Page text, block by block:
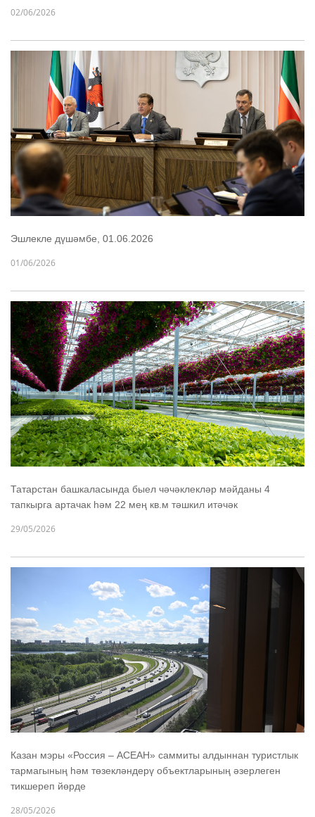
02/06/2026
Эшлекле дүшәмбе, 01.06.2026
01/06/2026
Татарстан башкаласында быел чәчәклекләр мәйданы 4
тапкырга артачак һәм 22 мең кв.м тәшкил итәчәк
29/05/2026
Казан мэры «Россия – АСЕАН» саммиты алдыннан туристлык
тармагының һәм төзекләндерү объектларының әзерлеген
тикшереп йөрде
28/05/2026